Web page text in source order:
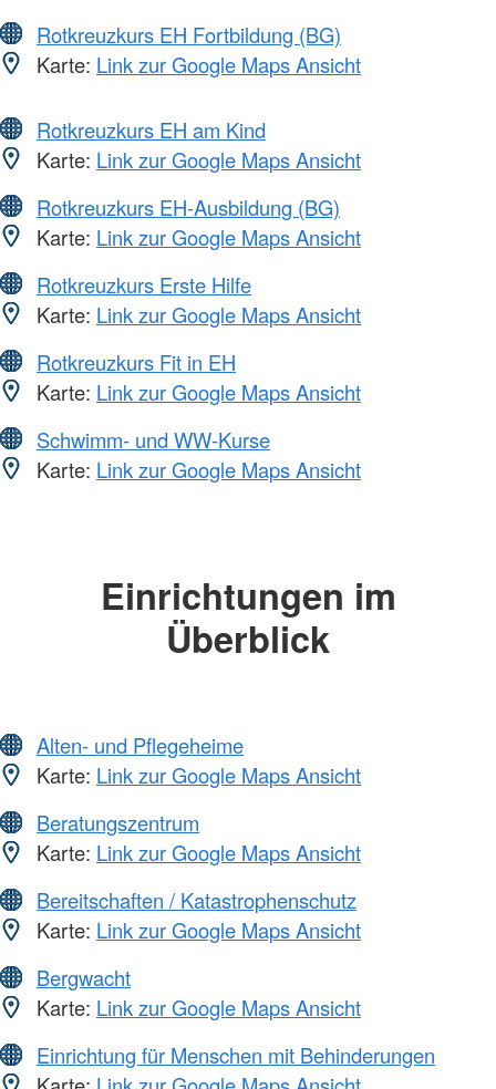
Rotkreuzkurs EH Fortbildung (BG)
Karte: Link zur Google Maps Ansicht
Rotkreuzkurs EH am Kind
Karte: Link zur Google Maps Ansicht
Rotkreuzkurs EH-Ausbildung (BG)
Karte: Link zur Google Maps Ansicht
Rotkreuzkurs Erste Hilfe
Karte: Link zur Google Maps Ansicht
Rotkreuzkurs Fit in EH
Karte: Link zur Google Maps Ansicht
Schwimm- und WW-Kurse
Karte: Link zur Google Maps Ansicht
Einrichtungen im
Überblick
Alten- und Pflegeheime
Karte: Link zur Google Maps Ansicht
Beratungszentrum
Karte: Link zur Google Maps Ansicht
Bereitschaften / Katastrophenschutz
Karte: Link zur Google Maps Ansicht
Bergwacht
Karte: Link zur Google Maps Ansicht
Einrichtung für Menschen mit Behinderungen